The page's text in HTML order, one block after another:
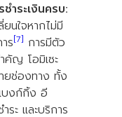
ำระเงินครบ:
นใจหากไม่มี
ร[7] การมีตัว
คัญ โอมิเซะ
ยช่องทาง ทั้ง
บงก์กิ้ง อี
ะ และบริการ